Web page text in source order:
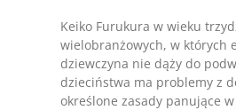
Keiko Furukura w wieku
wielobranżowych, w których
dziewczyna nie dąży do
dzieciństwa ma problemy z
określone zasady panujące